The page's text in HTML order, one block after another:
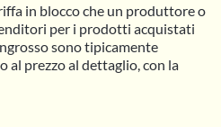
in blocco che un produttore o
per i prodotti acquistati
sono tipicamente
prezzo al dettaglio, con la